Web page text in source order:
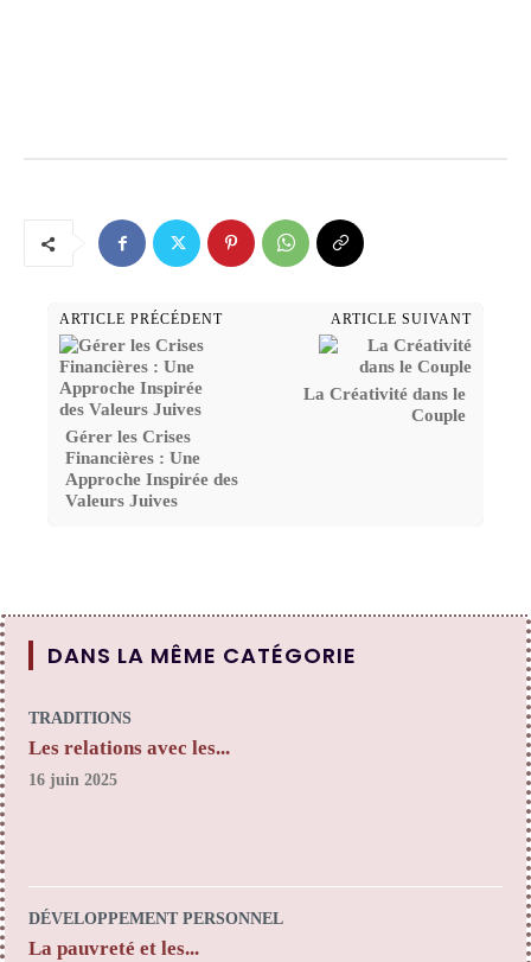
ARTICLE PRÉCÉDENT
Gérer les Crises
Financières : Une
Approche Inspirée des
Valeurs Juives
ARTICLE SUIVANT
La Créativité dans le
Couple
DANS LA MÊME CATÉGORIE
TRADITIONS
Les relations avec les...
16 juin 2025
DÉVELOPPEMENT PERSONNEL
La pauvreté et les...